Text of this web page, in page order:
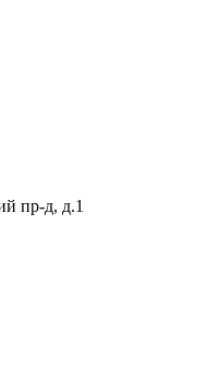
пр-д, д.1